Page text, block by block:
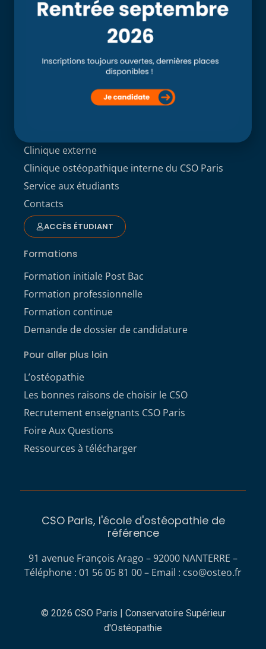
Clinique externe
Clinique ostéopathique interne du CSO Paris
Service aux étudiants
Contacts
ACCÈS ÉTUDIANT
Formations
Formation initiale Post Bac
Formation professionnelle
Formation continue
Demande de dossier de candidature
Pour aller plus loin
L’ostéopathie
Les bonnes raisons de choisir le CSO
Recrutement enseignants CSO Paris
Foire Aux Questions
Ressources à télécharger
CSO Paris, l'école d'ostéopathie de
référence
91 avenue François Arago – 92000 NANTERRE –
Téléphone : 01 56 05 81 00 – Email : cso@osteo.fr
© 2026 CSO Paris | Conservatoire Supérieur
d'Ostéopathie